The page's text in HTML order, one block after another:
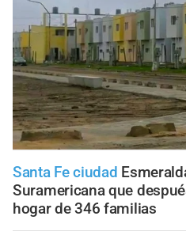
Santa Fe ciudad
Suramericana que
hogar de 346 familias